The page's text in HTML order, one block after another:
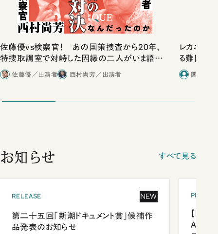
佐藤優vs検察官！ あの国策捜査から20年、
特捜取調室で対峙した因縁の二人がいま語り
合ったこと
佐藤優／出演者 西村尚芳／出演者
レカネマ
る難問｜
特任教授（
関瑶子
お知らせ すべて見る
RELEASE NEW
第二十五回「新潮ドキュメント賞」候補作
品発表のお知らせ
【「新